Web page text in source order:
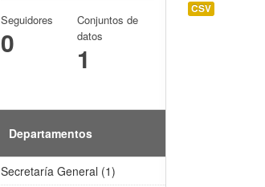
CSV
Seguidores
0
Conjuntos de
datos
1
Departamentos
Secretaría General (1)